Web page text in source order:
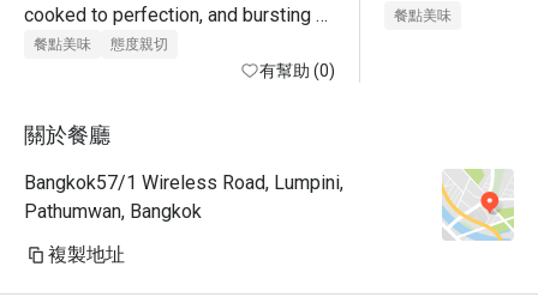
cooked to perfection, and bursting
with flavor. The staff is very polite,
welcoming, and remarkably attentive
needs seamlessly and made us feel
entire meal.
餐點美味 態度親切
有幫助 (0)
餐點美味
關於餐廳
Bangkok57/1 Wireless Road, Lumpini,
Pathumwan, Bangkok
複製地址